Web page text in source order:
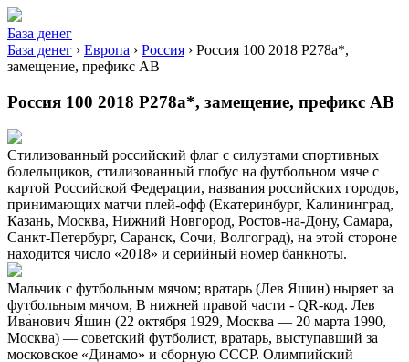
База денег
База денег › Европа › Россия › Россия 100 2018 P278a*,
замещение, префикс AB
Россия 100 2018 P278a*, замещение, префикс AB
Стилизованный российский флаг с силуэтами спортивных
болельщиков, стилизованный глобус на футбольном мяче с
картой Российской Федерации, названия российских городов,
принимающих матчи плей-офф (Екатеринбург, Калининград,
Казань, Москва, Нижний Новгород, Ростов-на-Дону, Самара,
Санкт-Петербург, Саранск, Сочи, Волгоград), на этой стороне
находится число «2018» и серийный номер банкноты.
Мальчик с футбольным мячом; вратарь (Лев Яшин) ныряет за
футбольным мячом, В нижней правой части - QR-код. Лев
Ива́нович Я́шин (22 октября 1929, Москва — 20 марта 1990,
Москва) — советский футболист, вратарь, выступавший за
московское «Динамо» и сборную СССР. Олимпийский